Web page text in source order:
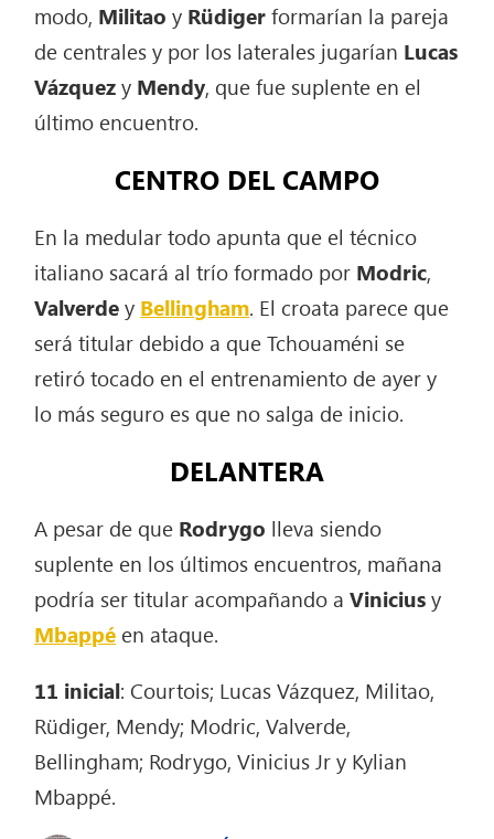
modo, Militao y Rüdigerformarían la pareja
de centrales y por los laterales jugarían Lucas
Vázquezy Mendy, que fue suplente en el
último encuentro.
CENTRO DEL CAMPO
En la medular todo apunta que el técnico
italiano sacará al trío formado por Modric,
Valverdey Bellingham. El croata parece que
será titular debido a que Tchouaméni se
retiró tocado en el entrenamiento de ayer y
lo más seguro es que no salga de inicio.
DELANTERA
A pesar de que Rodrygo lleva siendo
suplente en los últimos encuentros, mañana
podría ser titular acompañando aViniciusy
Mbappé en ataque.
11 inicial: Courtois; Lucas Vázquez, Militao,
Rüdiger, Mendy; Modric, Valverde,
Bellingham; Rodrygo, Vinicius Jr y Kylian
Mbappé.